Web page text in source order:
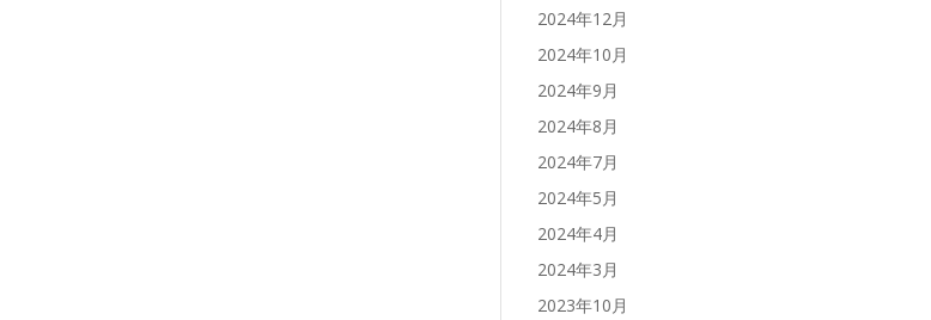
2024年12月
2024年10月
2024年9月
2024年8月
2024年7月
2024年5月
2024年4月
2024年3月
2023年10月